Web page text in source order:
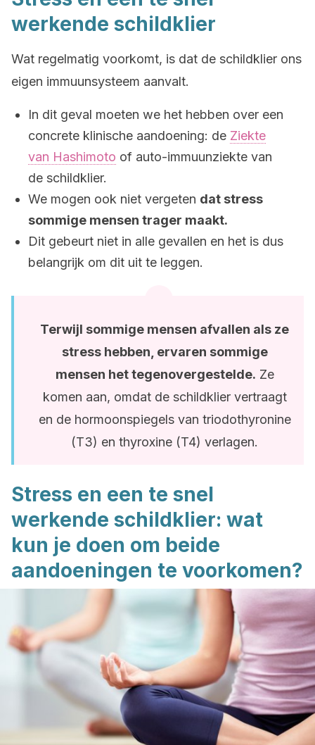
werkende schildklier
Wat regelmatig voorkomt, is dat de schildklier ons
eigen immuunsysteem aanvalt.
In dit geval moeten we het hebben over een
concrete klinische aandoening: de Ziekte
van Hashimoto of auto-immuunziekte van
de schildklier.
We mogen ook niet vergeten dat stress
sommige mensen trager maakt.
Dit gebeurt niet in alle gevallen en het is dus
belangrijk om dit uit te leggen.
Terwijl sommige mensen afvallen als ze
stress hebben, ervaren sommige
mensen het tegenovergestelde. Ze
komen aan, omdat de schildklier vertraagt
en de hormoonspiegels van triodothyronine
(T3) en thyroxine (T4) verlagen.
Stress en een te snel
werkende schildklier: wat
kun je doen om beide
aandoeningen te voorkomen?